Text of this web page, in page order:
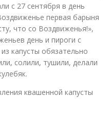
с 27 сентября в день
первая барыня
что со Воздвиженья!»,
день и пироги с
капусты обязательно
солили, тушили, делали
квашенной капусты